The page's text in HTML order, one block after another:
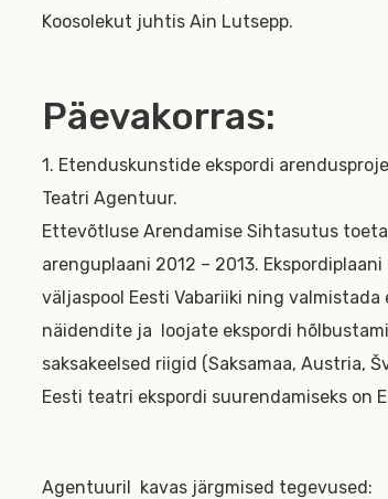
Koosolekut juhtis Ain Lutsepp.
Päevakorras:
1. Etenduskunstide ekspordi
Teatri Agentuur.
Ettevõtluse Arendamise Sihtasutus
arenguplaani 2012 – 2013.
väljaspool Eesti Vabariiki ning
näidendite ja loojate ekspordi
saksakeelsed riigid (Saksamaa, Austria,
Eesti teatri ekspordi suurendamiseks on
Agentuuril kavas järgmised tegevused: